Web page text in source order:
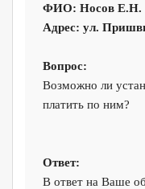
ФИО: Носов Е.Н.
Адрес: ул.
Вопрос:
Возможно ли
платить по ним?
Ответ:
В ответ на Ваше